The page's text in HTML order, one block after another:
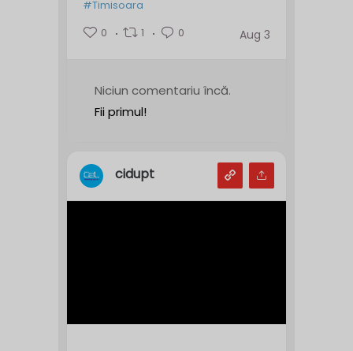
#Timisoara
0
1 0 Aug 3
Niciun comentariu încă.
Fii primul!
cidupt